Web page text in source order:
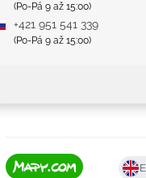
(Po-Pá 9 až 15:00)
+421 951 541 339
(Po-Pá 9 až 15:00)